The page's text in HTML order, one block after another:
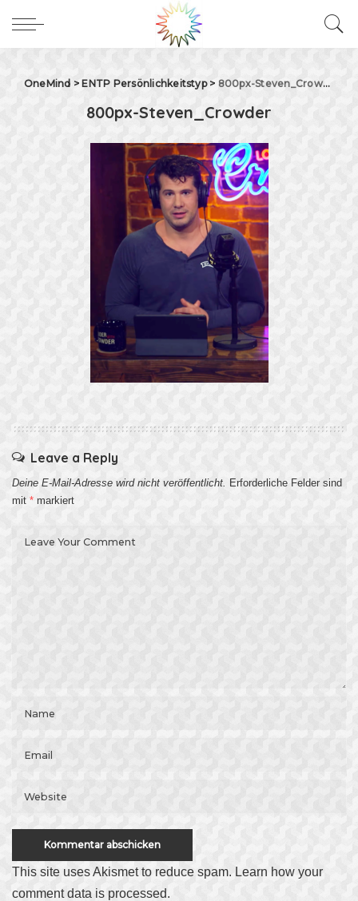
OneMind > ENTP Persönlichkeitstyp> 800px-Steven_Crowder
800px-Steven_Crowder
Leave a Reply
Deine E-Mail-Adresse wird nicht veröffentlicht. Erforderliche Felder sind
mit * markiert
This site uses Akismet to reduce spam. Learn how your
comment data is processed.